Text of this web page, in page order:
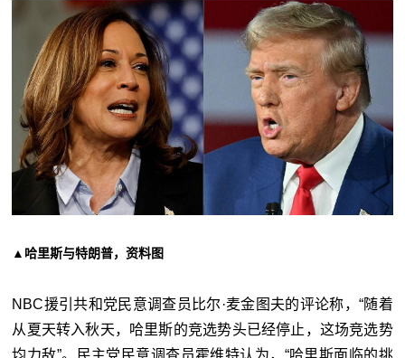
▲哈里斯与特朗普，资料图
NBC援引共和党民意调查员比尔·麦金图夫的评论称，“随着
从夏天转入秋天，哈里斯的竞选势头已经停止，这场竞选势
均力敌”。民主党民意调查员霍维特认为，“哈里斯面临的挑